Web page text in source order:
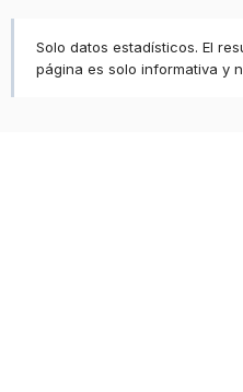
Solo datos estadísticos. El
página es solo informativa y